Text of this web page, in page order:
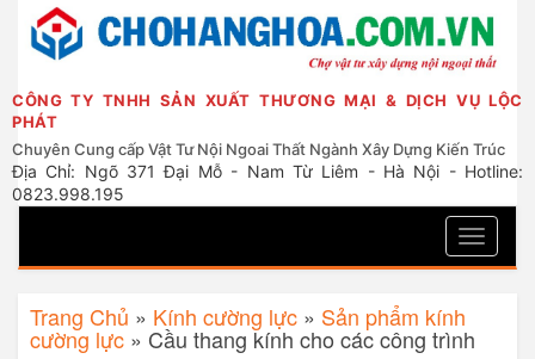
CÔNG TY TNHH SẢN XUẤT THƯƠNG MẠI & DỊCH VỤ LỘC
PHÁT
Chuyên Cung cấp Vật Tư Nội Ngoai Thất Ngành Xây Dựng Kiến Trúc
Địa Chỉ: Ngõ 371 Đại Mỗ - Nam Từ Liêm - Hà Nội - Hotline:
0823.998.195
Toggle
Trang Chủ » Kính cường lực » Sản phẩm kính
cường lực » Cầu thang kính cho các công trình